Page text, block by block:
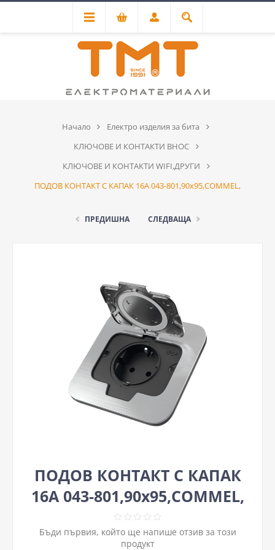
Начало
Електро изделия за бита
КЛЮЧОВЕ И КОНТАКТИ ВНОС
КЛЮЧОВЕ И КОНТАКТИ WIFI,ДРУГИ
ПОДОВ КОНТАКТ С КАПАК 16A 043-801,90х95,COMMEL,
ПРЕДИШНА СЛЕДВАЩА
ПОДОВ КОНТАКТ С КАПАК
16A 043-801,90х95,COMMEL,
Бъди първия, който ще напише отзив за този
продукт